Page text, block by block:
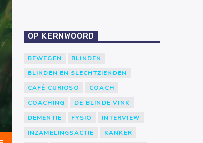
OP KERNWOORD
BEWEGEN
BLINDEN
BLINDEN EN SLECHTZIENDEN
CAFÉ CURIOSO
COACH
COACHING
DE BLINDE VINK
DEMENTIE
FYSIO
INTERVIEW
INZAMELINGSACTIE
KANKER